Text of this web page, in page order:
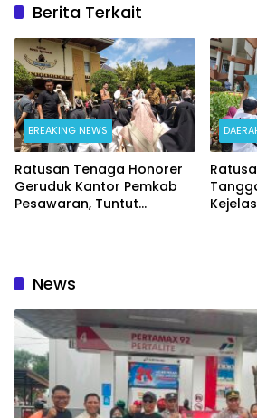
Berita Terkait
BREAKING NEWS
Ratusan Tenaga Honorer
Geruduk Kantor Pemkab
Pesawaran, Tuntut
News